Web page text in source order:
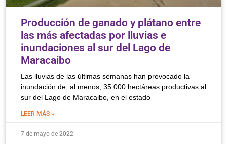
Producción de ganado y plátano entre
las más afectadas por lluvias e
inundaciones al sur del Lago de
Maracaibo
Las lluvias de las últimas semanas han provocado la
inundación de, al menos, 35.000 hectáreas productivas al
sur del Lago de Maracaibo, en el estado
LEER MÁS »
7 de mayo de 2022